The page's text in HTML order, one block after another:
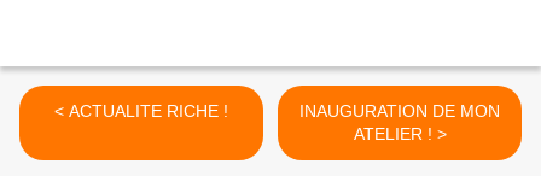
< ACTUALITE RICHE !
INAUGURATION DE MON
ATELIER ! >